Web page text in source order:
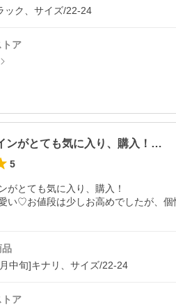
ック、サイズ/22-24
トア
ンがとても気に入り、購入！…
5
がとても気に入り、購入！
い♡お値段は少しお高めでしたが、個
品
中旬]キナリ、サイズ/22-24
トア